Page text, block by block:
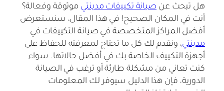
هل تبحث عن صيانة تكييفات مدينتي موثوقة وفعالة؟
أنت في المكان الصحيح! في هذا المقال، سنستعرض
أفضل المراكز المتخصصة في صيانة التكييفات في
مدينتي، ونقدم لك كل ما تحتاج لمعرفته للحفاظ على
أجهزة التكييف الخاصة بك في أفضل حالاتها. سواء
كنت تعاني من مشكلة طارئة أو ترغب في الصيانة
الدورية، فإن هذا الدليل سيوفر لك المعلومات